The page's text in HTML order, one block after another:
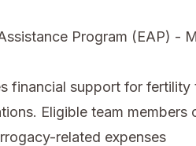
Program (EAP) -
financial support for fertility
Eligible team members
related expenses